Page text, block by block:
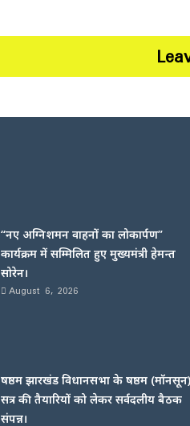
“नए अग्निशमन वाहनों का लोकार्पण”
कार्यक्रम में सम्मिलित हुए मुख्यमंत्री हेमन्त
सोरेन।
August 6, 2026
षष्ठम झारखंड विधानसभा के षष्ठम (मॉनसून)
सत्र की तैयारियों को लेकर सर्वदलीय बैठक
संपन्न।